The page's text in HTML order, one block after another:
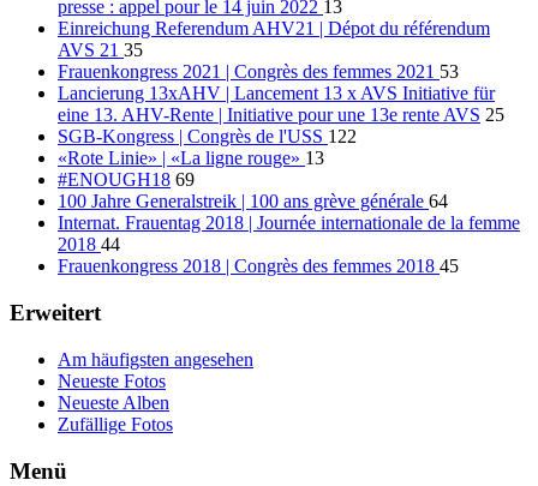
presse : appel pour le 14 juin 2022 13
Einreichung Referendum AHV21 | Dépot du référendum
AVS 21 35
Frauenkongress 2021 | Congrès des femmes 2021 53
Lancierung 13xAHV | Lancement 13 x AVS Initiative für
eine 13. AHV-Rente | Initiative pour une 13e rente AVS 25
SGB-Kongress | Congrès de l'USS 122
«Rote Linie» | «La ligne rouge» 13
#ENOUGH18 69
100 Jahre Generalstreik | 100 ans grève générale 64
Internat. Frauentag 2018 | Journée internationale de la femme
2018 44
Frauenkongress 2018 | Congrès des femmes 2018 45
Erweitert
Am häufigsten angesehen
Neueste Fotos
Neueste Alben
Zufällige Fotos
Menü